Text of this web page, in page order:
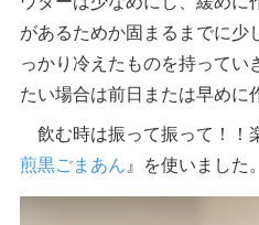
があるためか固まるまでに少
っかり冷えたものを持ってい
たい場合は前日または早めに
飲む時は振って振って！！
煎黒ごまあん』を使いました。